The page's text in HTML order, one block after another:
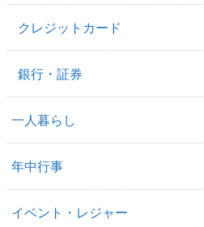
クレジットカード
銀行・証券
一人暮らし
年中行事
イベント・レジャー